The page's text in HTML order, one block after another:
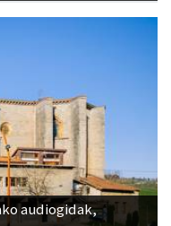
audiogidak,